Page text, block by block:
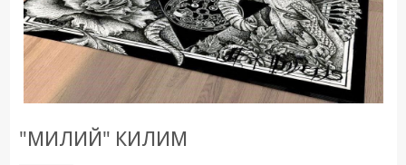
"МИЛИЙ" КИЛИМ